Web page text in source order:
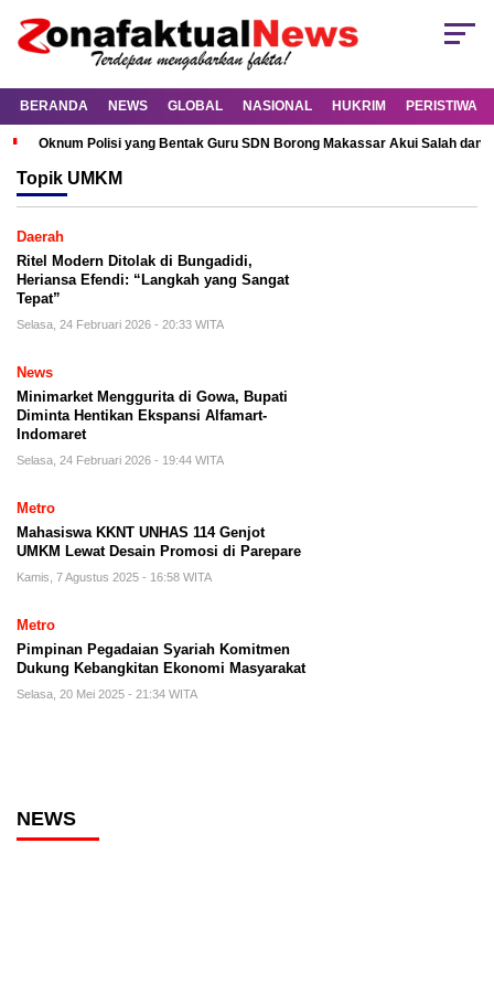
BERANDA NEWS GLOBAL NASIONAL HUKRIM PERISTIWA
Oknum Polisi yang Bentak Guru SDN Borong Makassar Akui Salah dan
Topik UMKM
Daerah
Ritel Modern Ditolak di Bungadidi,
Heriansa Efendi: “Langkah yang Sangat
Tepat”
Selasa, 24 Februari 2026 - 20:33 WITA
News
Minimarket Menggurita di Gowa, Bupati
Diminta Hentikan Ekspansi Alfamart-
Indomaret
Selasa, 24 Februari 2026 - 19:44 WITA
Metro
Mahasiswa KKNT UNHAS 114 Genjot
UMKM Lewat Desain Promosi di Parepare
Kamis, 7 Agustus 2025 - 16:58 WITA
Metro
Pimpinan Pegadaian Syariah Komitmen
Dukung Kebangkitan Ekonomi Masyarakat
Selasa, 20 Mei 2025 - 21:34 WITA
NEWS